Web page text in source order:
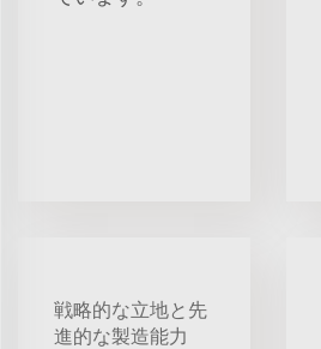
戦略的な立地と先
進的な製造能力